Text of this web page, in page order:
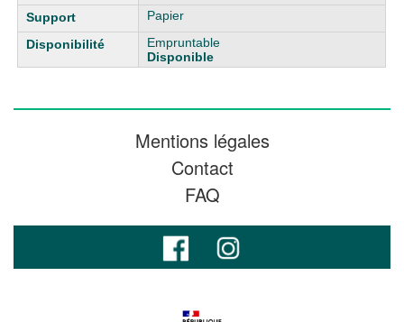
Papier
Empruntable
Disponible
Mentions légales
Contact
FAQ